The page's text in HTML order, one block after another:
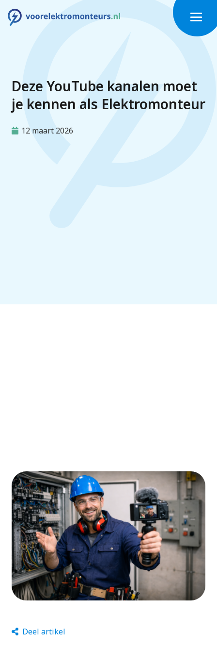
Deze YouTube kanalen moet
je kennen als Elektromonteur
12 maart 2026
Deel artikel